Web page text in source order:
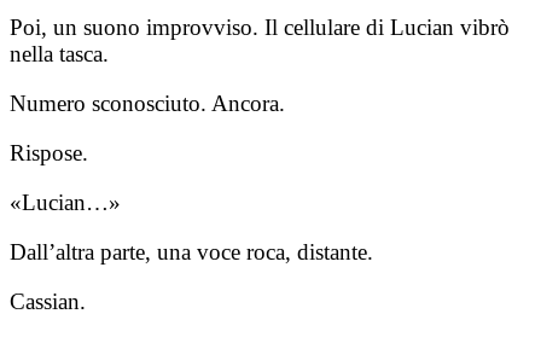
Poi, un suono improvviso. Il cellulare di Lucian vibrò
nella tasca.
Numero sconosciuto. Ancora.
Rispose.
«Lucian…»
Dall’altra parte, una voce roca, distante.
Cassian.